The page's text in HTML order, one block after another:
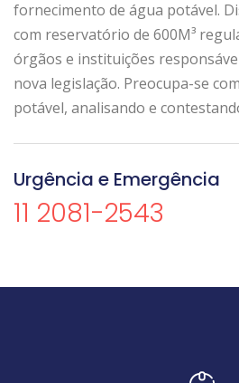
fornecimento de água potável.
com reservatório de 600M³
órgãos e instituições
nova legislação. Preocupa-se
potável, analisando e
Urgência e Emergência
11 2081-2543